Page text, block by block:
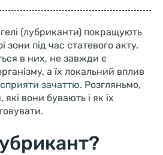
(лубриканти) покращують
зони під час статевого акту.
в них, не завжди є
а їх локальний вплив
сприяти зачаттю. Розгляньмо,
вони бувають і як їх